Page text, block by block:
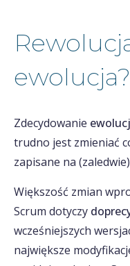
ewolucja?
Zdecydowanie
trudno jest zmieniać
zapisane na (zaledwie)
Większość zmian
Scrum dotyczy
wcześniejszych
największe